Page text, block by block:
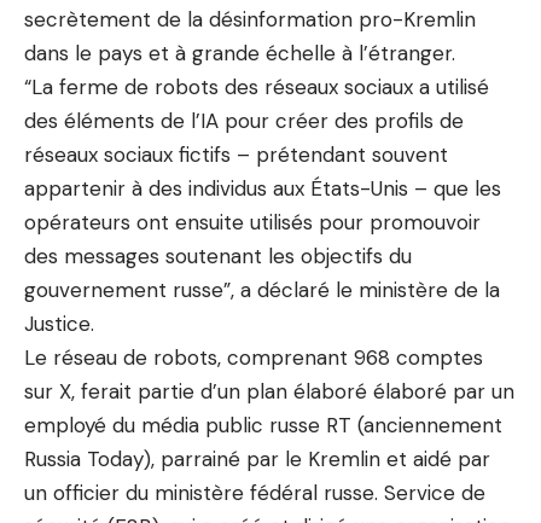
secrètement de la désinformation pro-Kremlin
dans le pays et à grande échelle à l’étranger.
“La ferme de robots des réseaux sociaux a utilisé
des éléments de l’IA pour créer des profils de
réseaux sociaux fictifs – prétendant souvent
appartenir à des individus aux États-Unis – que les
opérateurs ont ensuite utilisés pour promouvoir
des messages soutenant les objectifs du
gouvernement russe”, a déclaré le ministère de la
Justice.
Le réseau de robots, comprenant 968 comptes
sur X, ferait partie d’un plan élaboré élaboré par un
employé du média public russe RT (anciennement
Russia Today), parrainé par le Kremlin et aidé par
un officier du ministère fédéral russe. Service de